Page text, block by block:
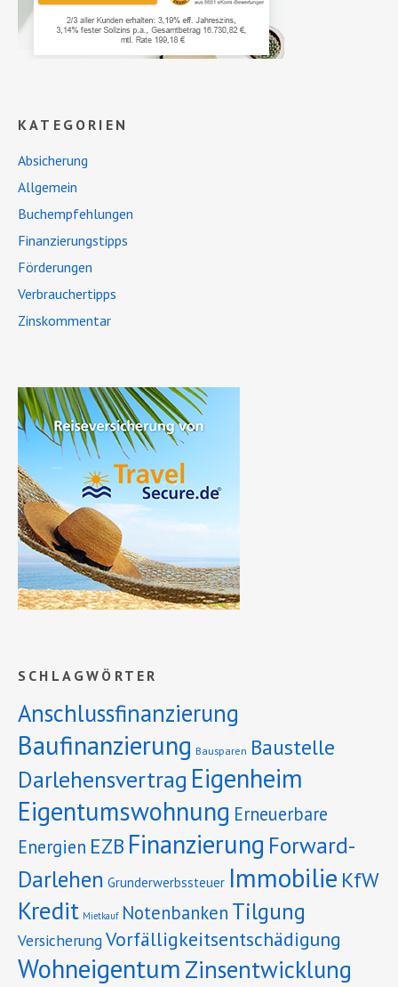
KATEGORIEN
Absicherung
Allgemein
Buchempfehlungen
Finanzierungstipps
Förderungen
Verbrauchertipps
Zinskommentar
SCHLAGWÖRTER
Anschlussfinanzierung
Baufinanzierung Bausparen Baustelle
Darlehensvertrag Eigenheim
Eigentumswohnung Erneuerbare
Energien EZB Finanzierung Forward-
Darlehen Grunderwerbssteuer Immobilie KfW
Kredit Mietkauf Notenbanken Tilgung
VersicherungVorfälligkeitsentschädigung
Wohneigentum Zinsentwicklung